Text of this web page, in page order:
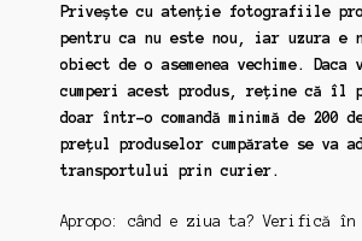
Privește cu atenție fotografiile
pentru ca nu este nou, iar uzura e
obiect de o asemenea vechime. Daca
cumperi acest produs, reține că îl
doar într-o comandă minimă de 200
prețul produselor cumpărate se va
transportului prin curier.
Apropo: când e ziua ta? Verifică în